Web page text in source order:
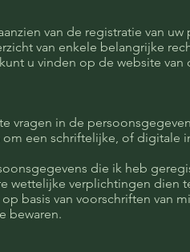
van de registratie van
van enkele belangrijke
u vinden op de website
vragen in de
een schriftelijke, of digitale
die ik heb
wettelijke verplichtingen dien
basis van voorschriften van
bewaren.